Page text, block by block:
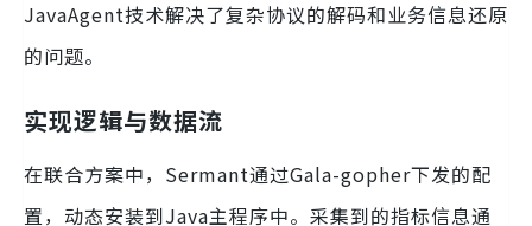
JavaAgent技术解决了复杂协议的解码和业务信息还原
的问题。
实现逻辑与数据流
在联合方案中，Sermant通过Gala-gopher下发的配
置，动态安装到Java主程序中。采集到的指标信息通